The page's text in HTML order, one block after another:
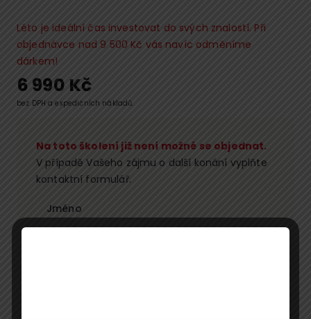
Léto je ideální čas investovat do svých znalostí. Při
objednávce nad 9 500 Kč vás navíc odměníme
dárkem!
6 990 Kč
bez DPH a expedičních nákladů.
Na toto školení již není možné se objednat.
V případě Vašeho zájmu o další konání vyplňte
kontaktní formulář.
Jméno